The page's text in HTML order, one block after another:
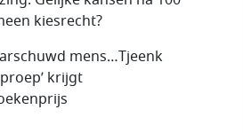
kiesrecht?
mens…Tjeenk
krijgt